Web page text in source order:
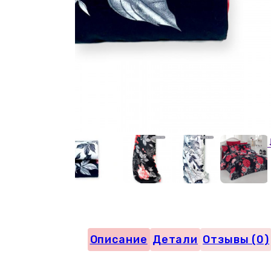
Описание Детали Отзывы (0)